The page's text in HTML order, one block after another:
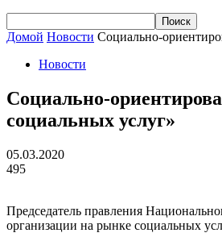
Домой Новости Социально-
Новости
Социально-
социальных услуг»
05.03.2020
495
Председатель правления
организации на рынке социальных